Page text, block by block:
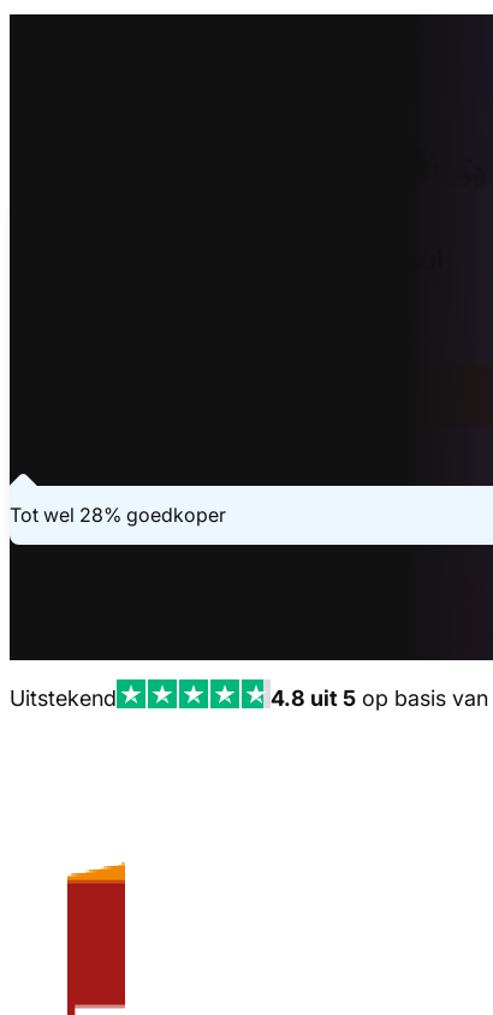
Tot wel 28% goedkoper
Uitstekend 4.8 uit 5 op basis van